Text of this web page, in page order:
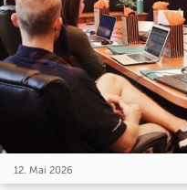
12. Mai 2026